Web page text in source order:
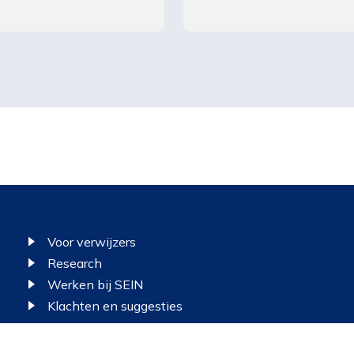
Voor verwijzers
Research
Werken bij SEIN
Klachten en suggesties